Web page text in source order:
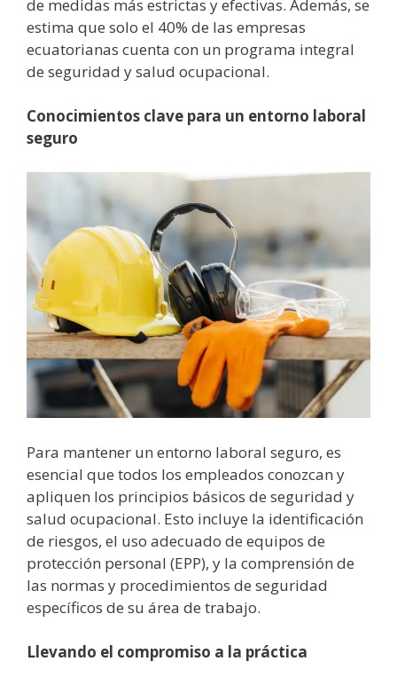
de medidas más estrictas y efectivas. Además, se
estima que solo el 40% de las empresas
ecuatorianas cuenta con un programa integral
de seguridad y salud ocupacional.
Conocimientos clave para un entorno laboral
seguro
Para mantener un entorno laboral seguro, es
esencial que todos los empleados conozcan y
apliquen los principios básicos de seguridad y
salud ocupacional. Esto incluye la identificación
de riesgos, el uso adecuado de equipos de
protección personal (EPP), y la comprensión de
las normas y procedimientos de seguridad
específicos de su área de trabajo.
Llevando el compromiso a la práctica